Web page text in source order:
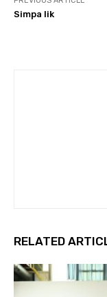
Simpa lik
RELATED